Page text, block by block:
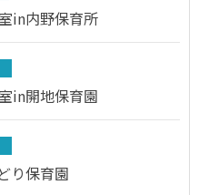
in内野保育所
in開地保育園
り保育園